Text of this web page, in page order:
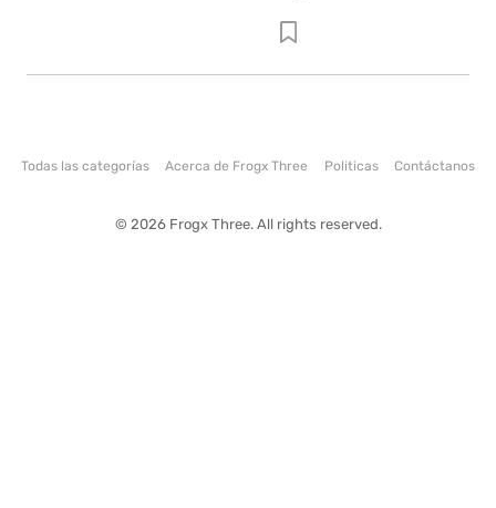
Todas las categorías Acerca de Frogx Three Politicas Contáctanos
© 2026 Frogx Three. All rights reserved.